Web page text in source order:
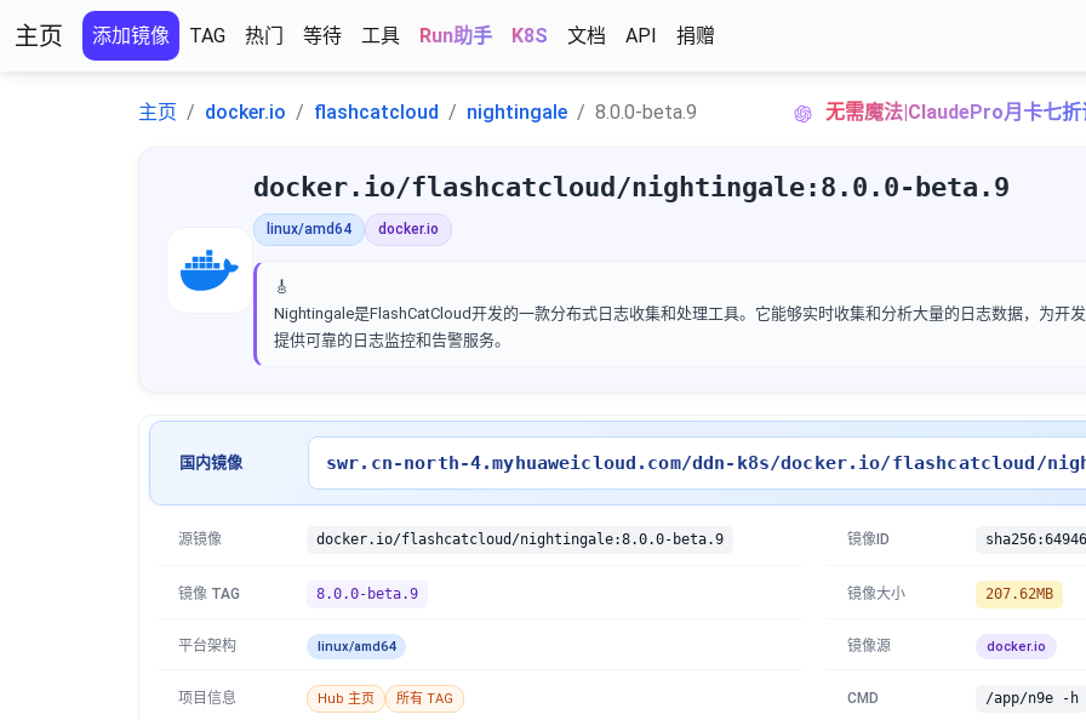
主页 添加镜像 TAG 热门 等待 工具 Run助手 K8S 文档 API 捐赠
主页 docker.io flashcatcloud nightingale 8.0.0-beta.9 无需魔法|ClaudePro月卡七折
docker.io/flashcatcloud/nightingale:8.0.0-beta.9
linux/amd64 docker.io
🎸
Nightingale是FlashCatCloud开发的一款分布式日志收集和处理工具。它能够实时收集和分析大量的日志数据，为开
提供可靠的日志监控和告警服务。
国内镜像 swr.cn-north-4.myhuaweicloud.com/ddn-k8s/docker.io/flashcatcloud/
源镜像 docker.io/flashcatcloud/nightingale:8.0.0-beta.9 镜像ID
镜像 TAG 8.0.0-beta.9 镜像大小 207.62MB
平台架构 linux/amd64 镜像源 docker.io
项目信息 Hub 主页 所有 TAG CMD /app/n9e -h